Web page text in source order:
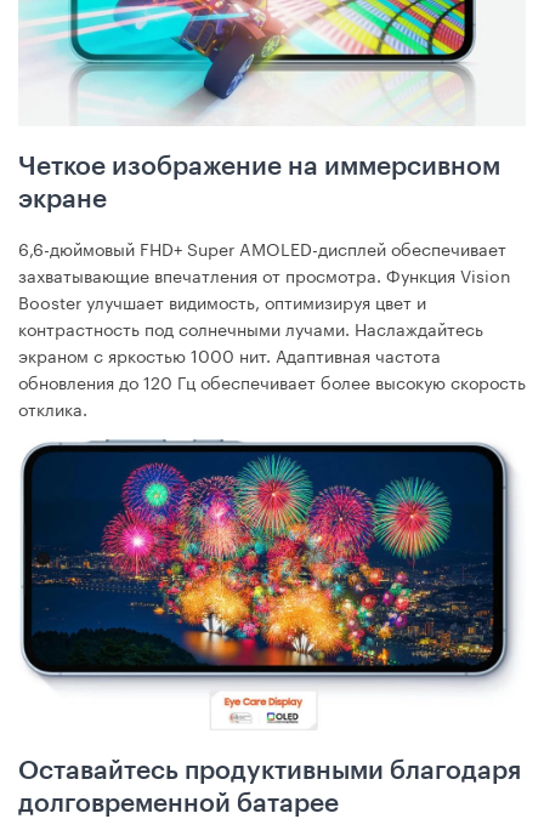
Четкое изображение на иммерсивном
экране
6,6-дюймовый FHD+ Super AMOLED-дисплей обеспечивает
захватывающие впечатления от просмотра. Функция Vision
Booster улучшает видимость, оптимизируя цвет и
контрастность под солнечными лучами. Наслаждайтесь
экраном с яркостью 1000 нит. Адаптивная частота
обновления до 120 Гц обеспечивает более высокую скорость
отклика.
Оставайтесь продуктивными благодаря
долговременной батарее